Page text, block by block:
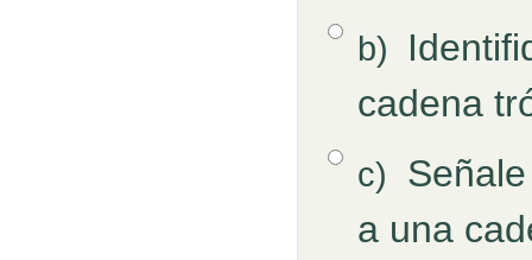
Opción 2b)
cadena
Opción 3c)
a una